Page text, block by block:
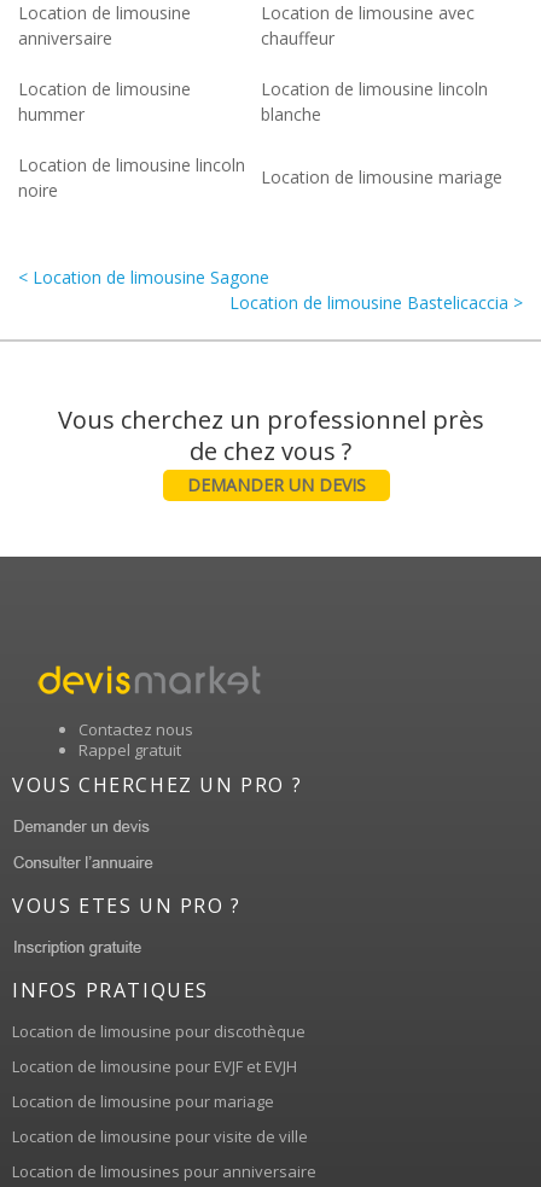
Location de limousine
anniversaire
Location de limousine avec
chauffeur
Location de limousine
hummer
Location de limousine lincoln
blanche
Location de limousine lincoln
noire
Location de limousine mariage
< Location de limousine Sagone
Location de limousine Bastelicaccia >
Vous cherchez un professionnel près
DEMANDER UN DEVIS
Contactez nous
Rappel gratuit
VOUS CHERCHEZ UN PRO ?
VOUS ETES UN PRO ?
INFOS PRATIQUES
Location de limousine pour discothèque
Location de limousine pour EVJF et EVJH
Location de limousine pour mariage
Location de limousine pour visite de ville
Location de limousines pour anniversaire